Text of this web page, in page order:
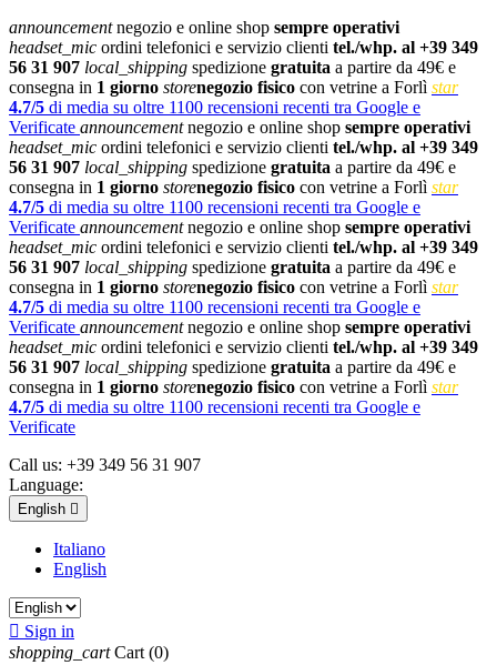
announcementnegozio e online shop sempre operativi
headset_mic ordini telefonici e servizio clienti tel./whp. al +39 349
56 31 907 local_shipping spedizione gratuita a partire da 49€ e
consegna in 1 giorno storenegozio fisico con vetrine a Forlì star
4.7/5 di media su oltre 1100 recensioni recenti tra Google e
Verificate announcementnegozio e online shop sempre operativi
headset_mic ordini telefonici e servizio clienti tel./whp. al +39 349
56 31 907 local_shipping spedizione gratuita a partire da 49€ e
consegna in 1 giorno storenegozio fisico con vetrine a Forlì star
4.7/5 di media su oltre 1100 recensioni recenti tra Google e
Verificate announcementnegozio e online shop sempre operativi
headset_mic ordini telefonici e servizio clienti tel./whp. al +39 349
56 31 907 local_shipping spedizione gratuita a partire da 49€ e
consegna in 1 giorno storenegozio fisico con vetrine a Forlì star
4.7/5 di media su oltre 1100 recensioni recenti tra Google e
Verificate announcementnegozio e online shop sempre operativi
headset_mic ordini telefonici e servizio clienti tel./whp. al +39 349
56 31 907 local_shipping spedizione gratuita a partire da 49€ e
consegna in 1 giorno storenegozio fisico con vetrine a Forlì star
4.7/5 di media su oltre 1100 recensioni recenti tra Google e
Verificate
Call us: +39 349 56 31 907
Language:
English 
Italiano
English
 Sign in
shopping_cart Cart (0)